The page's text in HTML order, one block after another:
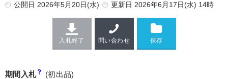
公開日 2026年5月20日(水) 更新日 2026年6月17日(水) 14時
入札終了 問い合わせ
期間入札 (初出品)